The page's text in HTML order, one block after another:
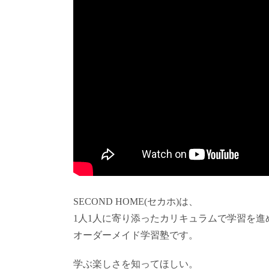
SECOND HOME(セカホ)は、
1人1人に寄り添ったカリキュラムで学習を進
オーダーメイド学習塾です。
学ぶ楽しさを知ってほしい。